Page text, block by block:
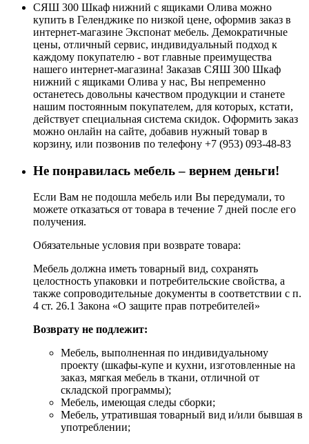
СЯШ 300 Шкаф нижний с ящиками Олива можно
купить в Геленджике по низкой цене, оформив заказ в
интернет-магазине Экспонат мебель. Демократичные
цены, отличный сервис, индивидуальный подход к
каждому покупателю - вот главные преимущества
нашего интернет-магазина! Заказав СЯШ 300 Шкаф
нижний с ящиками Олива у нас, Вы непременно
останетесь довольны качеством продукции и станете
нашим постоянным покупателем, для которых, кстати,
действует специальная система скидок. Оформить заказ
можно онлайн на сайте, добавив нужный товар в
корзину, или позвонив по телефону +7 (953) 093-48-83
Не понравилась мебель – вернем деньги!
Если Вам не подошла мебель или Вы передумали, то
можете отказаться от товара в течение 7 дней после его
получения.
Обязательные условия при возврате товара:
Мебель должна иметь товарный вид, сохранять
целостность упаковки и потребительские свойства, а
также сопроводительные документы в соответствии с п.
4 ст. 26.1 Закона «О защите прав потребителей»
Возврату не подлежит:
Мебель, выполненная по индивидуальному
проекту (шкафы-купе и кухни, изготовленные на
заказ, мягкая мебель в ткани, отличной от
складской программы);
Мебель, имеющая следы сборки;
Мебель, утратившая товарный вид и/или бывшая в
употреблении;